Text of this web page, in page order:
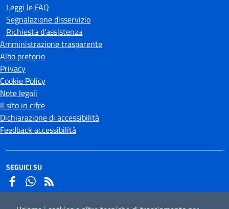
Leggi le FAQ
Segnalazione disservizio
Richiesta d'assistenza
Amministrazione trasparente
Albo pretorio
Privacy
Cookie Policy
Note legali
Il sito in cifre
Dichiarazione di accessibilità
Feedback accessibilità
SEGUICI SU
FacebookWhatsapp